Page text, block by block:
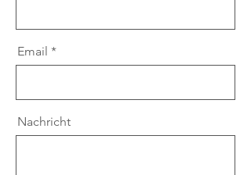
Email
Nachricht